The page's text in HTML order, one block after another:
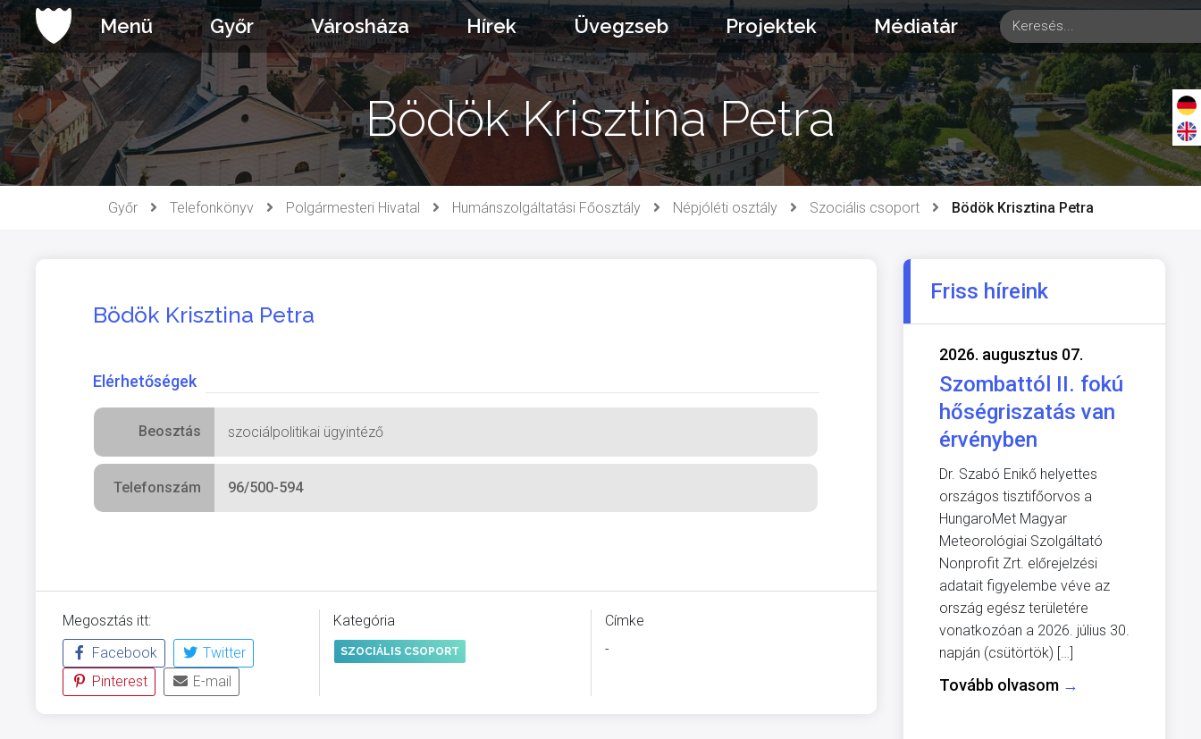
Ugrás
a
tartalomhoz
Menü Győr Városháza Hírek Üvegzseb Projektek Médiatár
Bödök Krisztina Petra
Győr Telefonkönyv Polgármesteri Hivatal Humánszolgáltatási Főosztály Népjóléti osztály Szociális csoport Bödök Krisztina Petra
Bödök Krisztina Petra
Elérhetőségek
Beosztás szociálpolitikai ügyintéző
Telefonszám 96/500-594
Megosztás itt:
Facebook
Twitter
Pinterest
E-mail
Kategória
SZOCIÁLIS CSOPORT
Címke
-
Friss híreink
2026. augusztus 07.
Szombattól II. fokú
hőségriszatás van
érvényben
Dr. Szabó Enikő helyettes
országos tisztifőorvos a
HungaroMet Magyar
Meteorológiai Szolgáltató
Nonprofit Zrt. előrejelzési
adatait figyelembe véve az
ország egész területére
vonatkozóan a 2026. július 30.
napján (csütörtök) […]
Tovább olvasom →